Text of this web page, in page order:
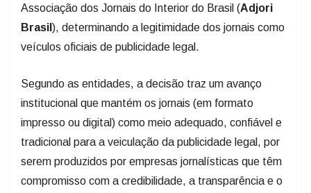
Associação dos Jornais do Interior do Brasil (Adjori
Brasil ), determinando a legitimidade dos jornais como
veículos oficiais de publicidade legal.
Segundo as entidades, a decisão traz um avanço
institucional que mantém os jornais (em formato
impresso ou digital) como meio adequado, confiável e
tradicional para a veiculação da publicidade legal, por
serem produzidos por empresas jornalísticas que têm
compromisso com a credibilidade, a transparência e o